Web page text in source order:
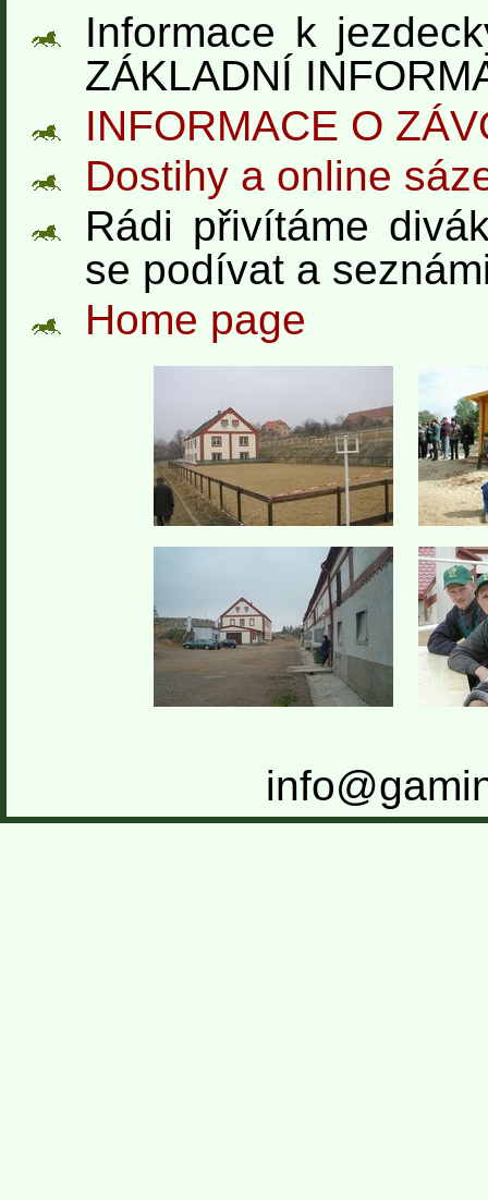
Informace k
ZÁKLADNÍ
INFORMACE O
Dostihy a online
Rádi přivítáme
se podívat a
Home page